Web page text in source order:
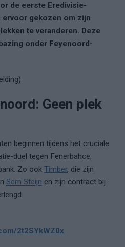
de eerste Eredivisie-
gekozen om zijn
te veranderen. Deze
onder Feyenoord-
Geen plek
beginnen tijdens het cruciale
duel tegen Fenerbahce,
Zo ook Timber, die zijn
Sem Steijn en zijn contract bij
2t2SYkWZ0x